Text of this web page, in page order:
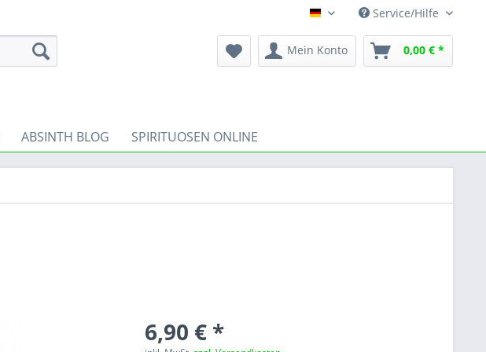
DE Service/Hilfe
Mein Konto 0,00 € *
ABSINTH BLOG SPIRITUOSEN ONLINE
6,90 € *